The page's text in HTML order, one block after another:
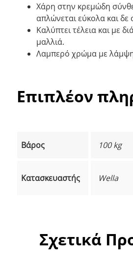
Χάρη στην κρεμώδη
απλώνεται εύκολα και δε
Καλύπτει τέλεια και με
μαλλιά.
Λαμπερό χρώμα με
Επιπλέον
Βάρος 100 kg
Κατασκευαστής Wella
Σχετικά